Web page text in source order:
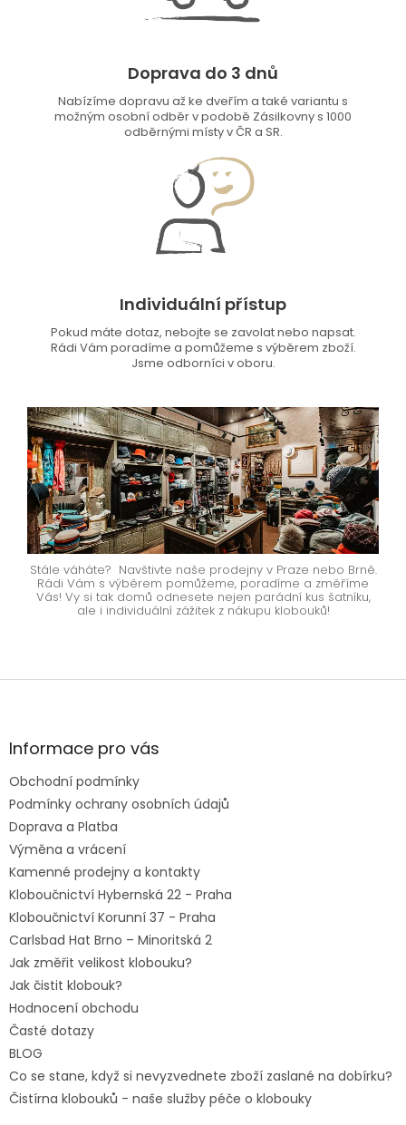
Doprava do 3 dnů
Nabízíme dopravu až ke dveřím a také variantu s
možným osobní odběr v podobě Zásilkovny s 1000
odběrnými místy v ČR a SR.
Individuální přístup
Pokud máte dotaz, nebojte se zavolat nebo napsat.
Rádi Vám poradíme a pomůžeme s výběrem zboží.
Jsme odborníci v oboru.
Stále váháte? Navštivte naše prodejny v Praze nebo Brně.
Rádi Vám s výběrem pomůžeme, poradíme a změříme
Vás! Vy si tak domů odnesete nejen parádní kus šatníku,
ale i individuální zážitek z nákupu klobouků!
Z
aInformace pro vás
Obchodní podmínky
Podmínky ochrany osobních údajů
Doprava a Platba
Výměna a vrácení
Kamenné prodejny a kontakty
Kloboučnictví Hybernská 22 - Praha
Kloboučnictví Korunní 37 - Praha
Carlsbad Hat Brno – Minoritská 2
Jak změřit velikost klobouku?
Jak čistit klobouk?
Hodnocení obchodu
Časté dotazy
BLOG
Co se stane, když si nevyzvednete zboží zaslané na dobírku?
Čistírna klobouků - naše služby péče o klobouky